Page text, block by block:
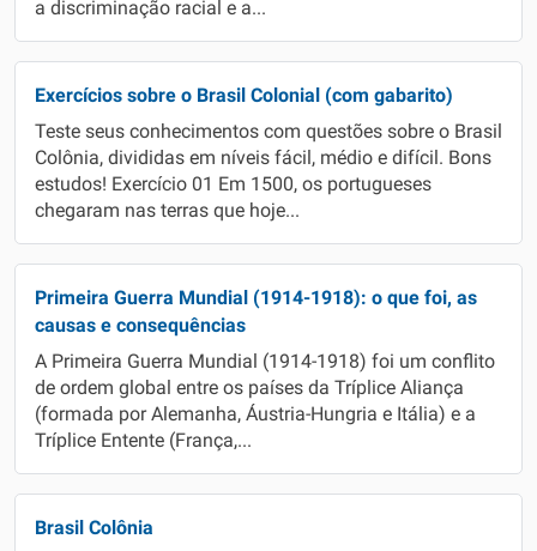
a discriminação racial e a...
Exercícios sobre o Brasil Colonial (com gabarito)
Teste seus conhecimentos com questões sobre o Brasil
Colônia, divididas em níveis fácil, médio e difícil. Bons
estudos! Exercício 01 Em 1500, os portugueses
chegaram nas terras que hoje...
Primeira Guerra Mundial (1914-1918): o que foi, as
causas e consequências
A Primeira Guerra Mundial (1914-1918) foi um conflito
de ordem global entre os países da Tríplice Aliança
(formada por Alemanha, Áustria-Hungria e Itália) e a
Tríplice Entente (França,...
Brasil Colônia